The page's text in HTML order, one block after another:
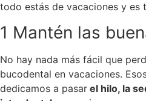
todo estás de vacaciones y es
1 Mantén las
No hay nada más fácil que
bucodental en vacaciones.
dedicamos a pasar el hilo, la